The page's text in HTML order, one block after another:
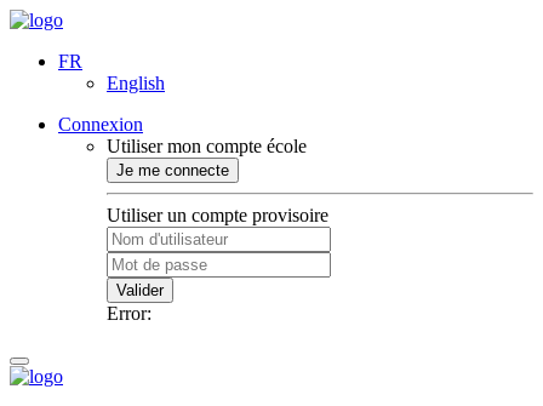
FR
English
Connexion
Utiliser mon compte école
Je me connecte
Utiliser un compte provisoire
Valider
Error: